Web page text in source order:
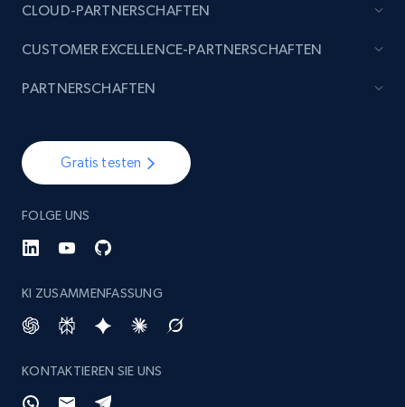
Gratis testen
FOLGE UNS
KI ZUSAMMENFASSUNG
KONTAKTIEREN SIE UNS
CLOUD-PARTNERSCHAFTEN
CUSTOMER EXCELLENCE-PARTNERSCHAFTEN
PARTNERSCHAFTEN